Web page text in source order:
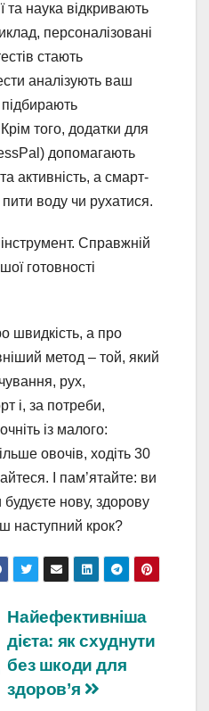
та наука відкривають
персоналізовані
стають
аналізують ваш
того, додатки для
допомагають
активність, а смарт-
воду чи рухатися.
Справжній
готовності
швидкість, а про
метод – той, який
рух,
і, за потреби,
із малого:
овочів, ходіть 30
І пам’ятайте: ви
нову, здорову
наступний крок?
Найефективніша
дієта: як схуднути
без шкоди для
здоров’я